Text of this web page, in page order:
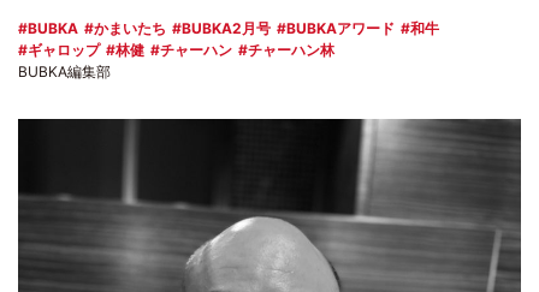
BUBKA かまいたち BUBKA2月号 BUBKAアワード
和牛
ギャロップ
林健 チャーハン
チャーハン林
BUBKA編集部